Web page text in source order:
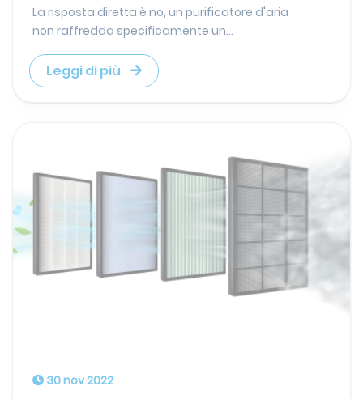
La risposta diretta è no, un purificatore d'aria
non raffredda specificamente un...
Leggi di più
30 nov 2022